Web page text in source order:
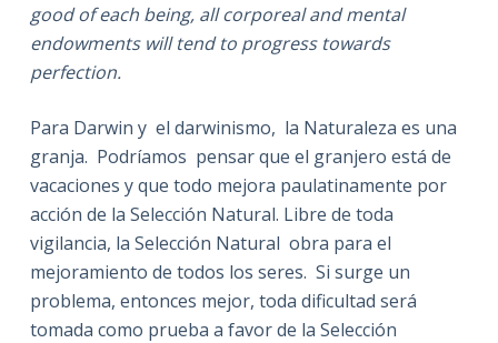
good of each being, all corporeal and mental
endowments will tend to progress towards
perfection.
Para Darwin y el darwinismo, la Naturaleza es una
granja. Podríamos pensar que el granjero está de
vacaciones y que todo mejora paulatinamente por
acción de la Selección Natural. Libre de toda
vigilancia, la Selección Natural obra para el
mejoramiento de todos los seres. Si surge un
problema, entonces mejor, toda dificultad será
tomada como prueba a favor de la Selección